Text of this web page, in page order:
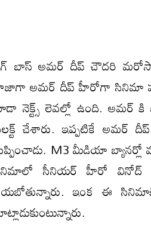
బాస్ అమర్ దీప్ చౌదరి మరోసారి
అమర్ దీప్ హీరోగా సినిమా
నెక్ట్స్ లెవల్లో ఉంది. అమర్
చేశారు. ఇప్పటికే
M3 మీడియా బ్యానర్లో
సీనియర్ హీరో వినోద్
ఇంక ఈ